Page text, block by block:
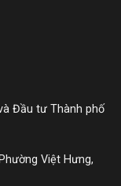
Đầu tư Thành phố
Việt Hưng,